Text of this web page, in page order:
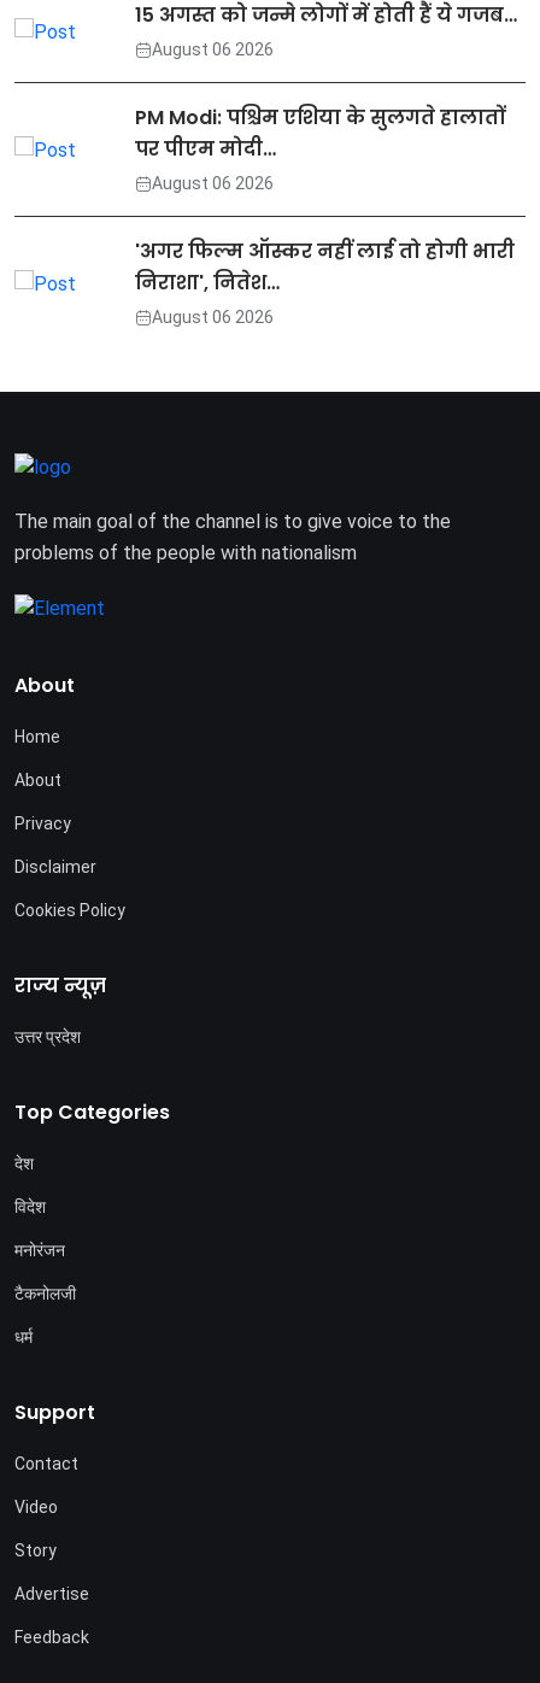
15 अगस्त को जन्मे लोगों में होती हैं ये गजब…
August 06 2026
PM Modi: पश्चिम एशिया के सुलगते हालातों
पर पीएम मोदी…
August 06 2026
'अगर फिल्म ऑस्कर नहीं लाई तो होगी भारी
निराशा', नितेश…
August 06 2026
The main goal of the channel is to give voice to the
problems of the people with nationalism
About
Home
About
Privacy
Disclaimer
Cookies Policy
राज्य न्यूज़
उत्तर प्रदेश
Top Categories
देश
विदेश
मनोरंजन
टैकनोलजी
धर्म
Support
Contact
Video
Story
Advertise
Feedback